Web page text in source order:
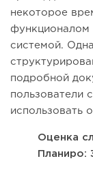
некоторое
функционалом
системой.
подробной
пользователи
использовать
Оценка
Планиро: